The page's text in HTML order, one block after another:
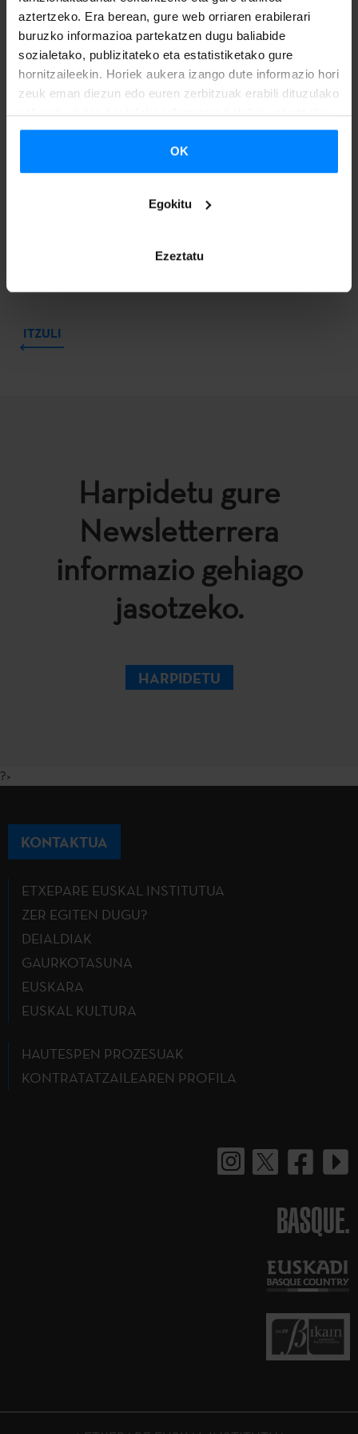
aztertzeko. Era berean, gure web orriaren erabilerari
buruzko informazioa partekatzen dugu baliabide
sozialetako, publizitateko eta estatistiketako gure
hornitzaileekin. Horiek aukera izango dute informazio hori
zeuk eman diezun edo euren zerbitzuak erabili dituzulako
eskuratu duten bestelako informazio batekin uztartzeko.
OK
Egokitu
Ezeztatu
ITZULI
Harpidetu gure
Newsletterrera
informazio gehiago
jasotzeko.
HARPIDETU
?>
KONTAKTUA
ETXEPARE EUSKAL INSTITUTUA
ZER EGITEN DUGU?
DEIALDIAK
GAURKOTASUNA
EUSKARA
EUSKAL KULTURA
HAUTESPEN PROZESUAK
KONTRATATZAILEAREN PROFILA
BASQUE.